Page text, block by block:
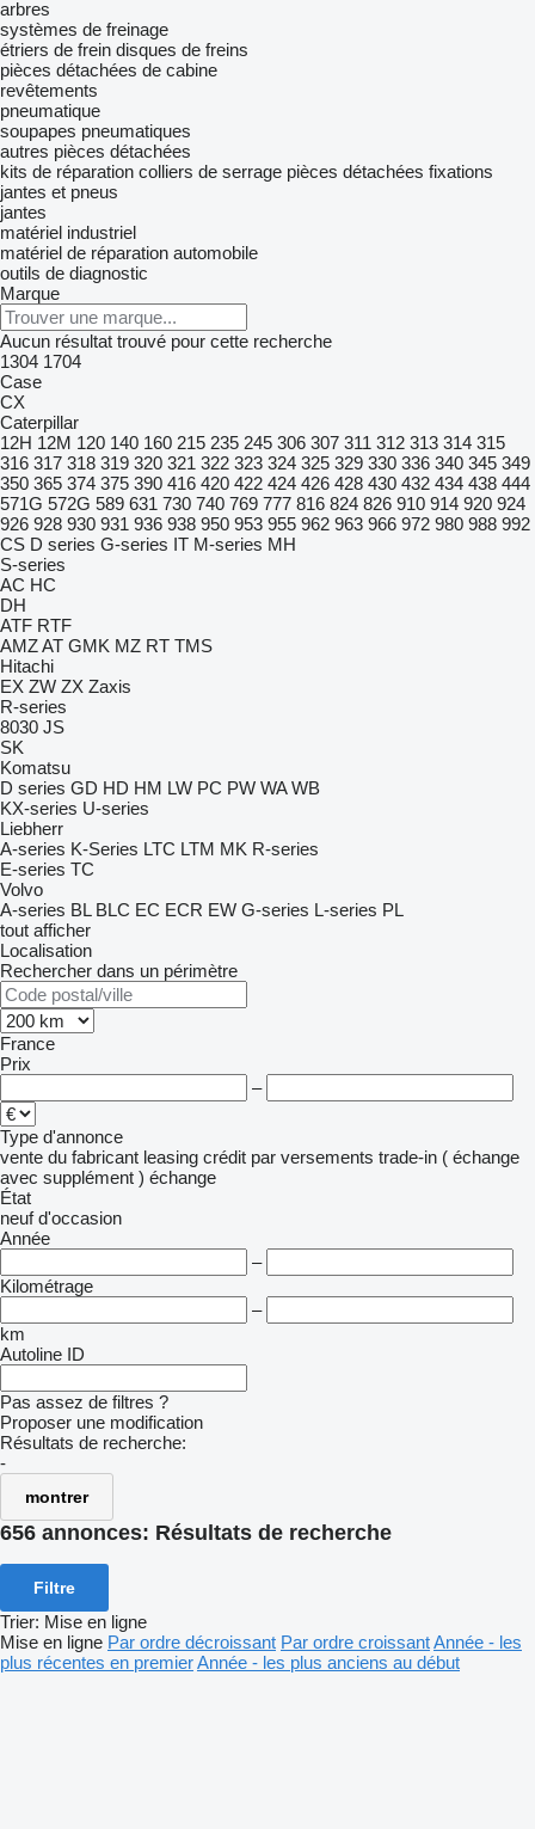
arbres
systèmes de freinage
étriers de frein disques de freins
pièces détachées de cabine
revêtements
pneumatique
soupapes pneumatiques
autres pièces détachées
kits de réparation colliers de serrage pièces détachées fixations
jantes et pneus
jantes
matériel industriel
matériel de réparation automobile
outils de diagnostic
Marque
Aucun résultat trouvé pour cette recherche
1304 1704
Case
CX
Caterpillar
12H 12M 120 140 160 215 235 245 306 307 311 312 313 314 315
316 317 318 319 320 321 322 323 324 325 329 330 336 340 345 349
350 365 374 375 390 416 420 422 424 426 428 430 432 434 438 444
571G 572G 589 631 730 740 769 777 816 824 826 910 914 920 924
926 928 930 931 936 938 950 953 955 962 963 966 972 980 988 992
CS D series G-series IT M-series MH
S-series
AC HC
DH
ATF RTF
AMZAT GMK MZ RT TMS
Hitachi
EX ZW ZX Zaxis
R-series
8030 JS
SK
Komatsu
D series GD HD HM LW PC PW WA WB
KX-series U-series
Liebherr
A-series K-Series LTC LTM MK R-series
E-series TC
Volvo
A-series BL BLC EC ECR EW G-series L-series PL
tout afficher
Localisation
Rechercher dans un périmètre
France
Prix
–
Type d'annonce
vente du fabricant leasing crédit par versements trade-in ( échange
avec supplément ) échange
État
neuf d'occasion
Année
–
Kilométrage
–
km
Autoline ID
Pas assez de filtres ?
Proposer une modification
Résultats de recherche:
-
montrer
656 annonces: Résultats de recherche
Filtre
Trier: Mise en ligne
Mise en ligne Par ordre décroissant Par ordre croissantAnnée - les
plus récentes en premierAnnée - les plus anciens au début